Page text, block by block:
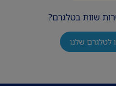
שוות בטלגרם?
לטלגרם שלנו